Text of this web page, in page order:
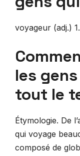
voyageur (adj.)
les
tout le
Étymologie. De
qui voyage
composé de